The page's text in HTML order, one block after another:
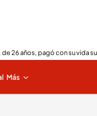
de 26 años, pagó con su vida
Más